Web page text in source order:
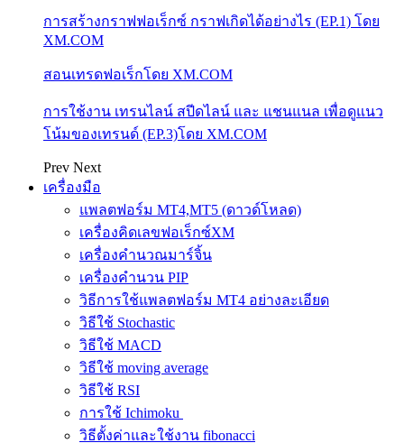
การสร้างกราฟฟอเร็กซ์ กราฟเกิดได้อย่างไร (EP.1) โดย
XM.COM
สอนเทรดฟอเร็กโดย XM.COM
การใช้งาน เทรนไลน์ สปีดไลน์ และ แชนแนล เพื่อดูแนว
โน้มของเทรนด์ (EP.3)โดย XM.COM
Prev Next
เครื่องมือ
แพลตฟอร์ม MT4,MT5 (ดาวด์โหลด)
เครื่องคิดเลขฟอเร็กซ์XM
เครื่องคำนวณมาร์จิ้น
เครื่องคำนวน PIP
วิธีการใช้แพลตฟอร์ม MT4 อย่างละเอียด
วิธีใช้ Stochastic
วิธีใช้ MACD
วิธีใช้ moving average
วิธีใช้ RSI
การใช้ Ichimoku
วิธีตั้งค่าและใช้งาน fibonacci